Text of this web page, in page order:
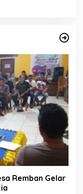
Remban Gelar